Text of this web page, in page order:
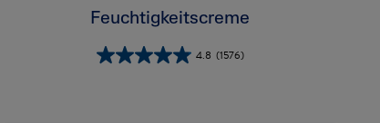
Feuchtigkeitscreme
4.8 (1576)